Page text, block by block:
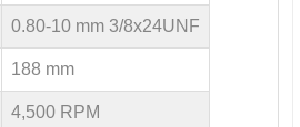
0.80-10 mm 3/8x24UNF
188 mm
4,500 RPM